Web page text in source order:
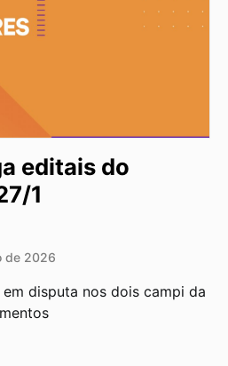
editais do
1
de 2026
disputa nos dois campi da